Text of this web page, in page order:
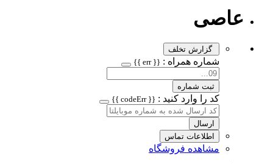
عاصی
گزارش تخلف
شماره همراه : {{ err }}
ثبت شماره
کد را وارد کنید : {{ codeErr }}
ارسال
اطلاعات تماس
مشاهده فروشگاه